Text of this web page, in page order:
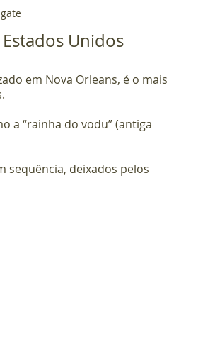
Unidos
em Nova Orleans, é o mais
a “rainha do vodu” (antiga
sequência, deixados pelos